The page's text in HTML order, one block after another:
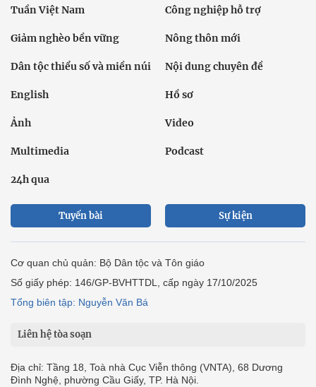
Tuần Việt Nam Công nghiệp hỗ trợ
Giảm nghèo bền vững Nông thôn mới
Dân tộc thiểu số và miền núi Nội dung chuyên đề
English Hồ sơ
Ảnh Video
Multimedia Podcast
24h qua
Tuyến bài Sự kiện
Cơ quan chủ quản: Bộ Dân tộc và Tôn giáo
Số giấy phép: 146/GP-BVHTTDL, cấp ngày 17/10/2025
Tổng biên tập: Nguyễn Văn Bá
Liên hệ tòa soạn
Địa chỉ: Tầng 18, Toà nhà Cục Viễn thông (VNTA), 68 Dương
Đình Nghệ, phường Cầu Giấy, TP. Hà Nội.